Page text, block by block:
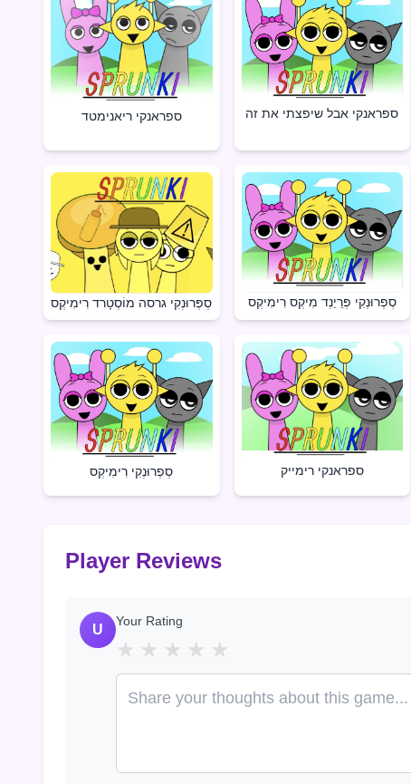
ספראנקי ריאנימטד ספראנקי אבל שיפצתי את זה
סְפְּרוּנְקִי גרסה מוֹסְטָרד רִימִיקְס סְפְרוּנְקִי פְּרֵיֵנְד מִיקְס רִימִיקְס
סְפְרוּנְקִי רִימִיקְס ספראנקי רימייק
Player Reviews
U
Your Rating
★ ★ ★ ★ ★